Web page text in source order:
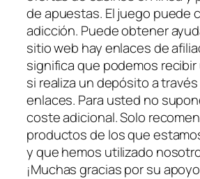
de apuestas. El juego puede
adicción. Puede obtener
sitio web hay enlaces de
significa que podemos
si realiza un depósito a
enlaces. Para usted no
coste adicional. Solo
productos de los que
y que hemos utilizado
¡Muchas gracias por su